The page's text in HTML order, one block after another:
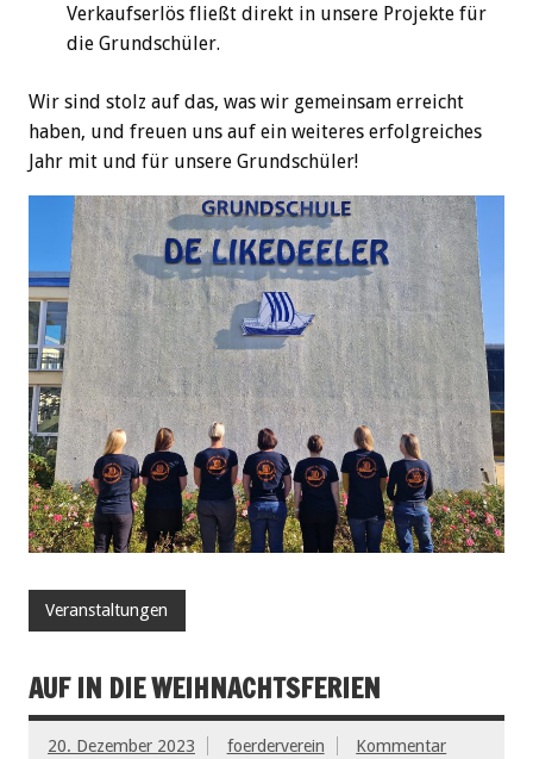
Verkaufserlös fließt direkt in unsere Projekte für
die Grundschüler.
Wir sind stolz auf das, was wir gemeinsam erreicht
haben, und freuen uns auf ein weiteres erfolgreiches
Jahr mit und für unsere Grundschüler!
Veranstaltungen
AUF IN DIE WEIHNACHTSFERIEN
20. Dezember 2023 foerderverein
Kommentar